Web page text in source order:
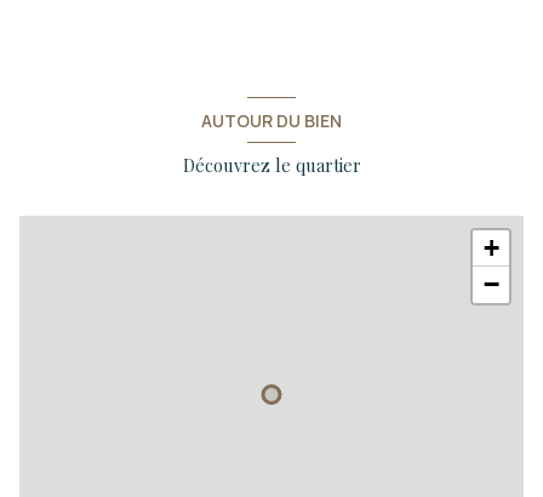
AUTOUR DU BIEN
Découvrez le quartier
+
−